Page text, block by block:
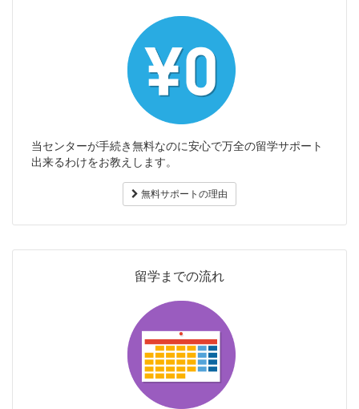
当センターが手続き無料なのに安心で万全の留学サポート
出来るわけをお教えします。
無料サポートの理由
留学までの流れ